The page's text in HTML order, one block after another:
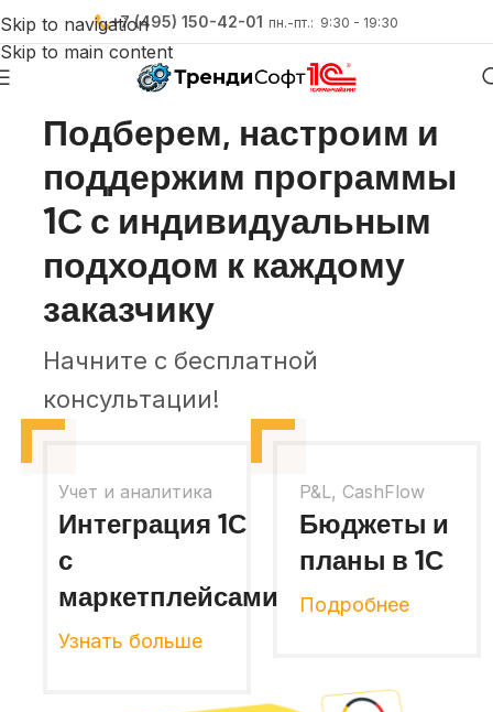
Skip to navigation
Skip to main content
+7 (495) 150-42-01 пн.-пт.: 9:30 - 19:30
15 лет автоматизируем бизнесы с помощью 1С
Подберем, настроим и
поддержим программы
1С с индивидуальным
подходом к каждому
заказчику
Начните с бесплатной
консультации!
Учет и аналитика
Интеграция 1С
с
маркетплейсами
Узнать больше
P&L, CashFlow
Бюджеты и
планы в 1С
Подробнее